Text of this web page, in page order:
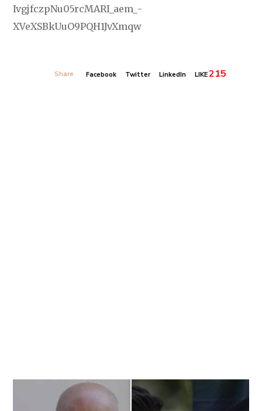
IvgjfczpNu05rcMARI_aem_-
XVeXSBkUuO9PQH1JvXmqw
Share Facebook Twitter LinkedIn LIKE215